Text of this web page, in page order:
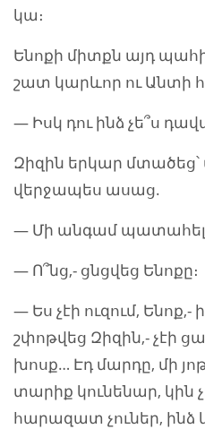
կա։
Ենոքի միտքն այդ
շատ կարևոր ու Անտի
— Իսկ դու ինձ չե՞ս
Զիզին երկար մտածեց՝
վերջապես ասաց.
— Մի անգամ պատահել
— Ո՞նց,- ցնցվեց Ենոքը։
— Ես չէի ուզում,
շփոթվեց Զիզին,- չէի
խոսք… Էդ մարդը, մի
տարիք կունենար, կին
հարազատ չուներ, ինձ